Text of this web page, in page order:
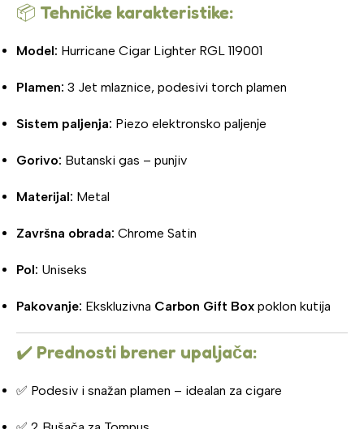
📦 Tehničke karakteristike:
Model: Hurricane Cigar Lighter RGL 119001
Plamen: 3 Jet mlaznice, podesivi torch plamen
Sistem paljenja: Piezo elektronsko paljenje
Gorivo: Butanski gas – punjiv
Materijal: Metal
Završna obrada: Chrome Satin
Pol: Uniseks
Pakovanje: Ekskluzivna Carbon Gift Box poklon kutija
✔️ Prednosti brener upaljača:
✅ Podesiv i snažan plamen – idealan za cigare